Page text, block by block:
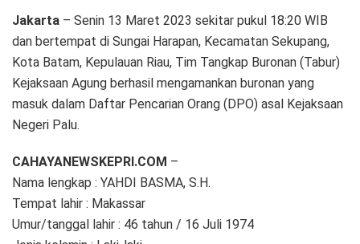
Jakarta – Senin 13 Maret 2023 sekitar pukul 18:20 WIB
dan bertempat di Sungai Harapan, Kecamatan Sekupang,
Kota Batam, Kepulauan Riau, Tim Tangkap Buronan (Tabur)
Kejaksaan Agung berhasil mengamankan buronan yang
masuk dalam Daftar Pencarian Orang (DPO) asal Kejaksaan
Negeri Palu.
CAHAYANEWSKEPRI.COM –
Nama lengkap : YAHDI BASMA, S.H.
Tempat lahir : Makassar
Umur/tanggal lahir : 46 tahun / 16 Juli 1974